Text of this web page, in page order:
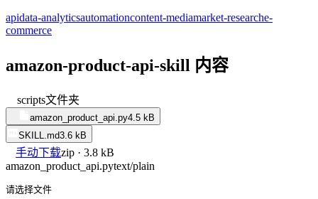
apidata-analyticsautomationcontent-mediamarket-researche-
commerce
amazon-product-api-skill 内容
scripts文件夹
amazon_product_api.py4.5 kB
SKILL.md3.6 kB
手动下载zip · 3.8 kB
amazon_product_api.pytext/plain
请选择文件